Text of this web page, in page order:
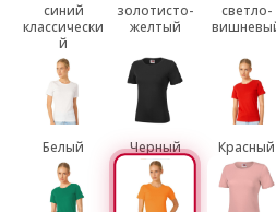
синий
классически
й
золотисто-
желтый
светло-
Белый Черный Красный